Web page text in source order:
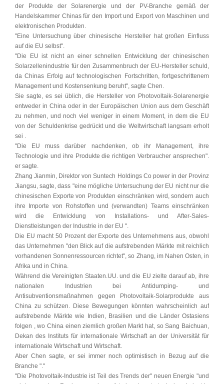
der Produkte der Solarenergie und der PV-Branche gemäß der
Handelskammer Chinas für den Import und Export von Maschinen und
elektronischen Produkten.
"Eine Untersuchung über chinesische Hersteller hat großen Einfluss
auf die EU selbst".
"Die EU ist nicht an einer schnellen Entwicklung der chinesischen
Solarzellenindustrie für den Zusammenbruch der EU-Hersteller schuld,
da Chinas Erfolg auf technologischen Fortschritten, fortgeschrittenem
Management und Kostensenkung beruht", sagte Chen.
Sie sagte, es sei üblich, die Hersteller von Photovoltaik-Solarenergie
entweder in China oder in der Europäischen Union aus dem Geschäft
zu nehmen, und noch viel weniger in einem Moment, in dem die EU
von der Schuldenkrise gedrückt und die Weltwirtschaft langsam erholt
sei .
"Die EU muss darüber nachdenken, ob ihr Management, ihre
Technologie und ihre Produkte die richtigen Verbraucher ansprechen".
er sagte.
Zhang Jianmin, Direktor von Suntech Holdings Co power in der Provinz
Jiangsu, sagte, dass "eine mögliche Untersuchung der EU nicht nur die
chinesischen Exporte von Produkten einschränken wird, sondern auch
ihre Importe von Rohstoffen und (verwandten) Teams einschränken
wird die Entwicklung von Installations- und After-Sales-
Dienstleistungen der Industrie in der EU ".
Die EU macht 50 Prozent der Exporte des Unternehmens aus, obwohl
das Unternehmen "den Blick auf die aufstrebenden Märkte mit reichlich
vorhandenen Sonnenressourcen richtet", so Zhang, im Nahen Osten, in
Afrika und in China.
Während die Vereinigten Staaten.UU. und die EU zielte darauf ab, ihre
nationalen Industrien bei Antidumping- und
Antisubventionsmaßnahmen gegen Photovoltaik-Solarprodukte aus
China zu schützen. Diese Bewegungen könnten wahrscheinlich auf
aufstrebende Märkte wie Indien, Brasilien und die Länder Ostasiens
folgen , wo China einen ziemlich großen Markt hat, so Sang Baichuan,
Dekan des Instituts für internationale Wirtschaft an der Universität für
internationale Wirtschaft und Wirtschaft.
Aber Chen sagte, er sei immer noch optimistisch in Bezug auf die
Branche "."
"Die Photovoltaik-Industrie ist Teil des Trends der" neuen Energie "und